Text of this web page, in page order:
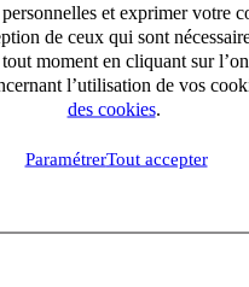
et exprimer votre
de ceux qui sont
moment en cliquant sur
l’utilisation de vos
des cookies.
ParamétrerTout accepter